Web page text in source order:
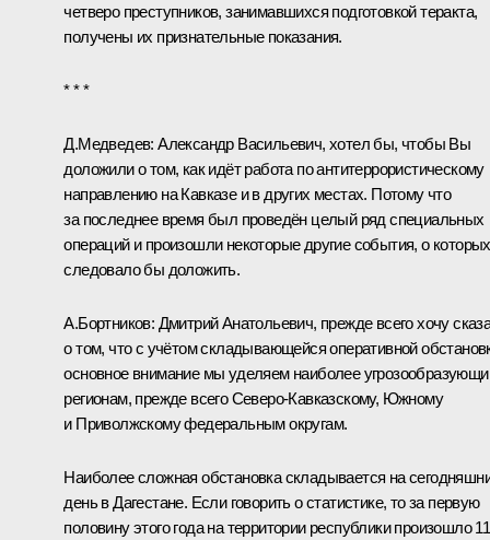
четверо преступников, занимавшихся подготовкой теракта,
получены их признательные показания.
* * *
Д.Медведев: Александр Васильевич, хотел бы, чтобы Вы
доложили о том, как идёт работа по антитеррористическому
направлению на Кавказе и в других местах. Потому что
за последнее время был проведён целый ряд специальных
операций и произошли некоторые другие события, о которых
следовало бы доложить.
А.Бортников: Дмитрий Анатольевич, прежде всего хочу
о том, что с учётом складывающейся оперативной
основное внимание мы уделяем наиболее
регионам, прежде всего Северо-Кавказскому, Южному
и Приволжскому федеральным округам.
Наиболее сложная обстановка складывается на
день в Дагестане. Если говорить о статистике, то за первую
половину этого года на территории республики произошло